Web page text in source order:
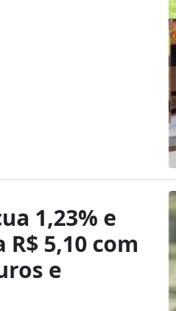
1,23% e
5,10 com
e